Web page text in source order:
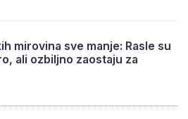
mirovina sve manje: Rasle su
ali ozbiljno zaostaju za